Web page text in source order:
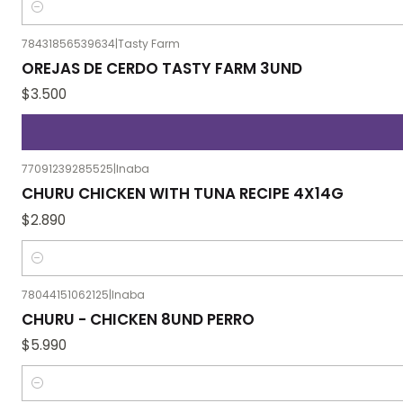
Cantidad
78431856539634|Tasty Farm
OREJAS DE CERDO TASTY FARM 3UND
$3.500
77091239285525|Inaba
CHURU CHICKEN WITH TUNA RECIPE 4X14G
$2.890
Cantidad
78044151062125|Inaba
CHURU - CHICKEN 8UND PERRO
$5.990
Cantidad